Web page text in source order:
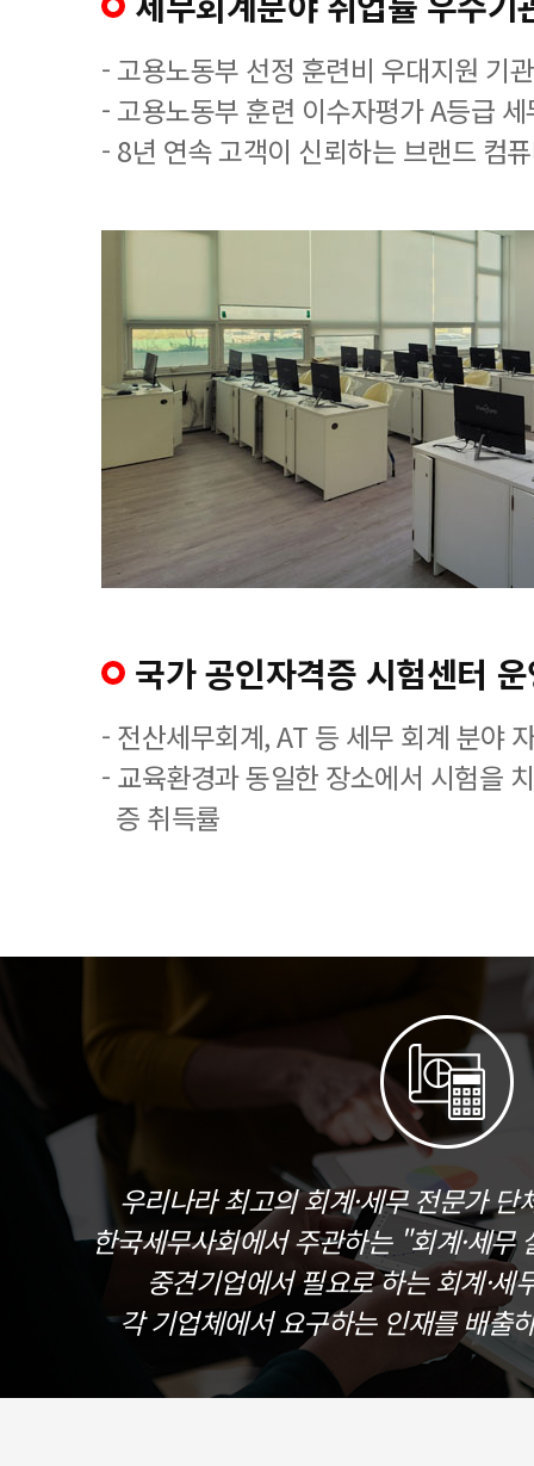
- 고용노동부 선정 훈련비 우대지원 기관
- 고용노동부 훈련 이수자평가 A등급
- 8년 연속 고객이 신뢰하는 브랜드 컴
국가 공인자격증 시험센터
- 전산세무회계, AT 등 세무 회계 분야
- 교육환경과 동일한 장소에서 시험을
증 취득률
우리나라 최고의 회계·세무 전문가
한국세무사회에서 주관하는 "회계·세무
중견기업에서 필요로 하는 회계·세
각 기업체에서 요구하는 인재를 배출